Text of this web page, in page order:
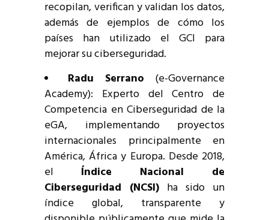
recopilan, verifican y validan los datos,
además de ejemplos de cómo los
países han utilizado el GCI para
mejorar su ciberseguridad.
Radu Serrano (e-Governance
Academy): Experto del Centro de
Competencia en Ciberseguridad de la
eGA, implementando proyectos
internacionales principalmente en
América, África y Europa. Desde 2018,
el Índice Nacional de
Ciberseguridad (NCSI) ha sido un
índice global, transparente y